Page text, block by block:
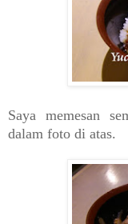
Saya memesan
dalam foto di atas.